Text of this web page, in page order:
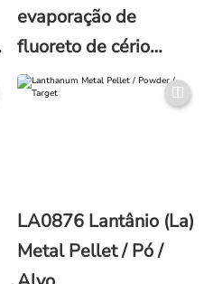
evaporação de
fluoreto de cério
(CeF3)
LA0876 Lantânio (La)
Metal Pellet / Pó /